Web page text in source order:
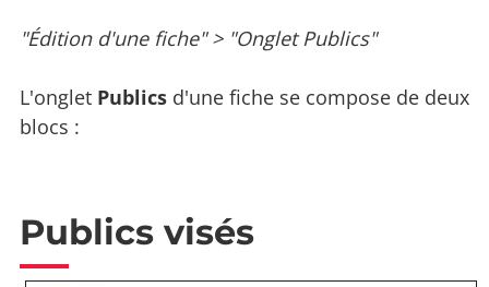
"Édition d'une fiche" > "Onglet Publics"
L'onglet Publics d'une fiche se compose de deux
blocs :
Publics visés